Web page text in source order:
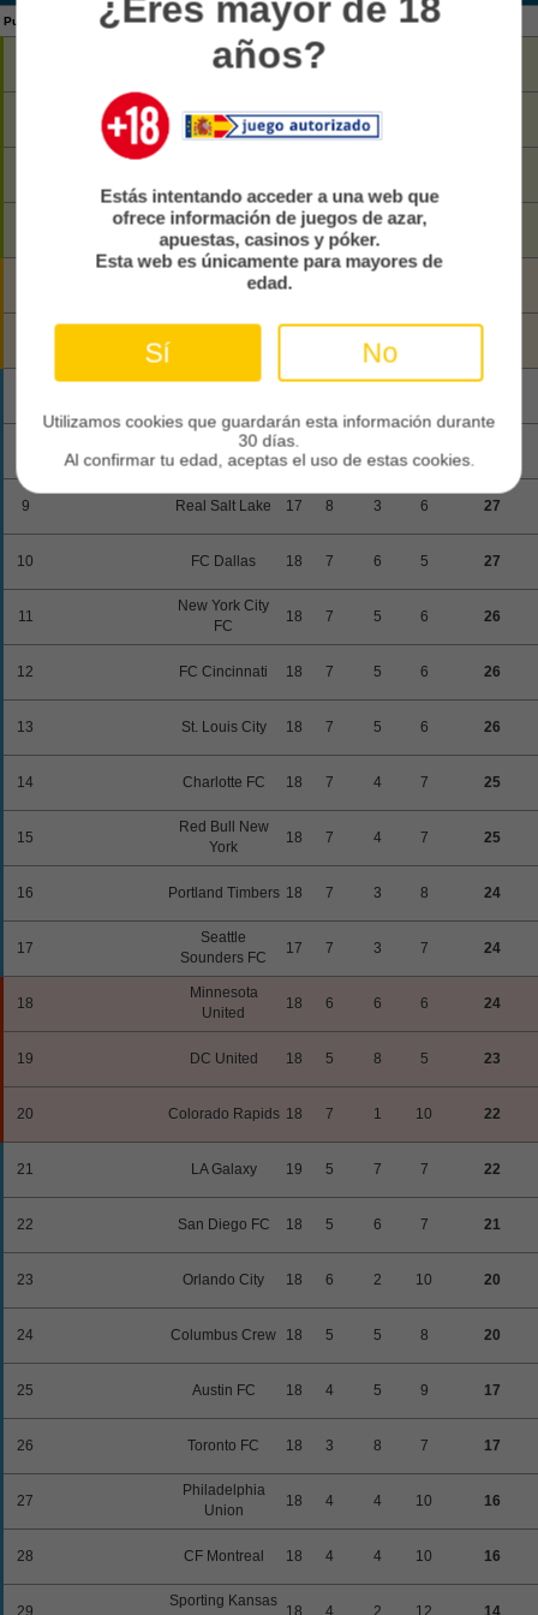
Puesto EQUIPO PJ GA EM PE
Nashville SC 18
Inter Miami CF 18 11 5
Los Angeles FC 19 10 5
18
2
New England
Chicago Fire FC 17
9 Real Salt Lake 17 8 3 6 27
10 FC Dallas 18 7 6 5 27
11
New York City
FC
18 7 5 6 26
12 FC Cincinnati 18 7 5 6 26
13 St. Louis City 18 7 5 6 26
14 Charlotte FC 18 7 4 7 25
15
Red Bull New
York
18 7 4 7 25
16 Portland Timbers 18 7 3 8 24
17
Seattle
Sounders FC
17 7 3 7 24
18
Minnesota
United
18 6 6 6 24
19 DC United 18 5 8 5 23
20 Colorado Rapids 18 7 1 10 22
21 LA Galaxy 19 5 7 7 22
22 San Diego FC 18 5 6 7 21
23 Orlando City 18 6 2 10 20
24 Columbus Crew 18 5 5 8 20
25 Austin FC 18 4 5 9 17
26 Toronto FC 18 3 8 7 17
27
Philadelphia
Union
18 4 4 10 16
28 CF Montreal 18 4 4 10 16
29
Sporting Kansas
18 4 2 12 14
años?
Estás intentando acceder a una web que
ofrece información de juegos de azar,
apuestas, casinos y póker.
Esta web es únicamente para mayores de
edad.
Sí No
Utilizamos cookies que guardarán esta información durante
30 días.
Al confirmar tu edad, aceptas el uso de estas cookies.